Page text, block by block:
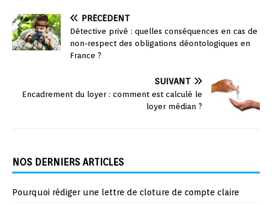
PRÉCÉDENT
Détective privé : quelles conséquences en cas de
non-respect des obligations déontologiques en
France ?
SUIVANT
Encadrement du loyer : comment est calculé le
loyer médian ?
NOS DERNIERS ARTICLES
Pourquoi rédiger une lettre de cloture de compte claire